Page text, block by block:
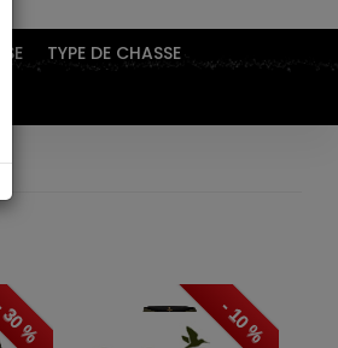
TYPE DE CHASSE
% - 10 %